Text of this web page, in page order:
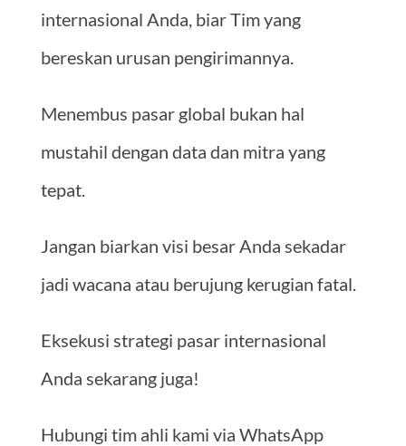
internasional Anda, biar Tim yang
bereskan urusan pengirimannya.
Menembus pasar global bukan hal
mustahil dengan data dan mitra yang
tepat.
Jangan biarkan visi besar Anda sekadar
jadi wacana atau berujung kerugian fatal.
Eksekusi strategi pasar internasional
Anda sekarang juga!
Hubungi tim ahli kami via WhatsApp